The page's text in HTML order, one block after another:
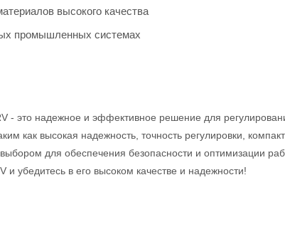
высокого качества
промышленных системах
- это надежное и эффективное решение для
как высокая надежность, точность регулировки,
для обеспечения безопасности и оптимизации
убедитесь в его высоком качестве и надежности!